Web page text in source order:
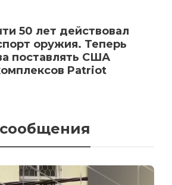
50 лет действовал
оружия. Теперь
поставлять США
Patriot